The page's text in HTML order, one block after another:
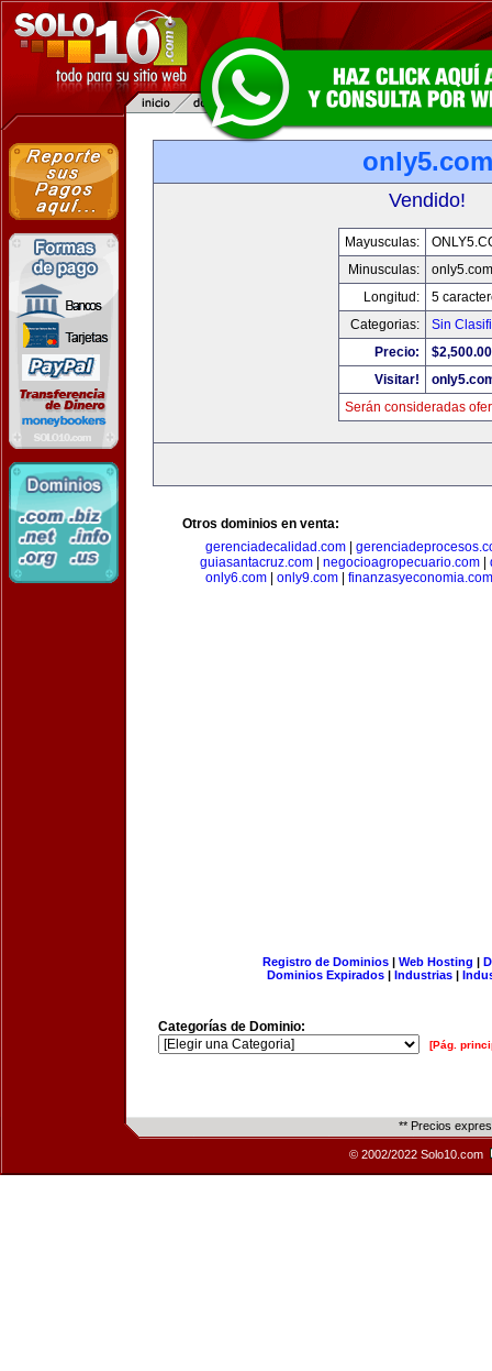
only5.com
Vendido!
Mayusculas:
Minusculas:
only5.com
Longitud:
5
Categorias:
Sin
Precio:
$2,500.00
Visitar!
Serán consideradas
Otros dominios en venta:
gerenciadecalidad.com|
guiasantacruz.com
negocioagropecuario.com
only6.com| only9.com| finanzasyeconomia.com
Registro de Dominios| Web Hosting |
Dominios Expirados | Industrias |
Categorías de Dominio:
[Pág.
** Precios
© 2002/2022 Solo10.com